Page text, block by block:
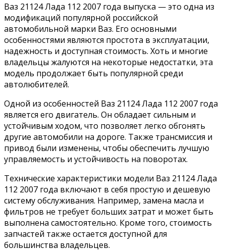
Ваз 21124 Лада 112 2007 года выпуска — это одна из
модификаций популярной российской
автомобильной марки Ваз. Его основными
особенностями являются простота в эксплуатации,
надежность и доступная стоимость. Хоть и многие
владельцы жалуются на некоторые недостатки, эта
модель продолжает быть популярной среди
автолюбителей.
Одной из особенностей Ваз 21124 Лада 112 2007 года
является его двигатель. Он обладает сильным и
устойчивым ходом, что позволяет легко обгонять
другие автомобили на дороге. Также трансмиссия и
привод были изменены, чтобы обеспечить лучшую
управляемость и устойчивость на поворотах.
Технические характеристики модели Ваз 21124 Лада
112 2007 года включают в себя простую и дешевую
систему обслуживания. Например, замена масла и
фильтров не требует больших затрат и может быть
выполнена самостоятельно. Кроме того, стоимость
запчастей также остается доступной для
большинства владельцев.